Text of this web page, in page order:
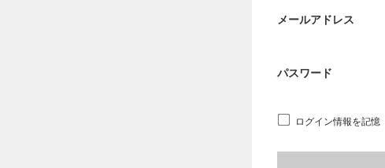
メールアドレス
パスワード
ログイン情報を記憶